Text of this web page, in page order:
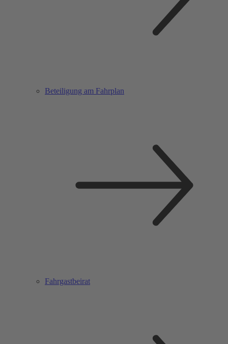
Beteiligung am Fahrplan
Fahrgastbeirat